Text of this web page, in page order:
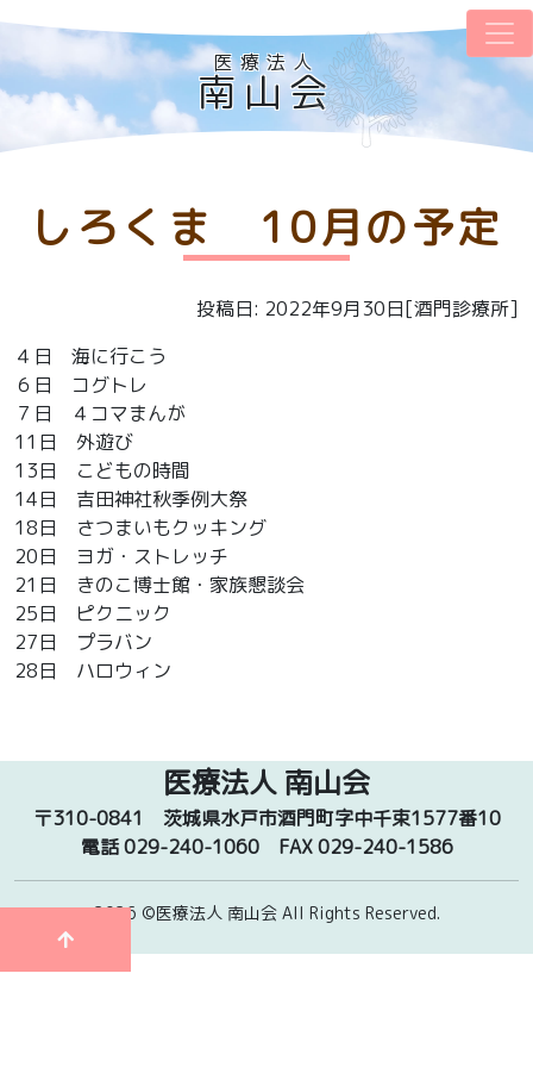
医療法人
南山会
しろくま 10月の予定
投稿日: 2022年9月30日[酒門診療所]
４日 海に行こう
６日 コグトレ
７日 ４コマまんが
11日 外遊び
13日 こどもの時間
14日 吉田神社秋季例大祭
18日 さつまいもクッキング
20日 ヨガ・ストレッチ
21日 きのこ博士館・家族懇談会
25日 ピクニック
27日 プラバン
28日 ハロウィン
医療法人 南山会
〒310-0841 茨城県水戸市酒門町字中千束1577番10
電話 029-240-1060 FAX 029-240-1586
2026 ©医療法人 南山会All Rights Reserved.